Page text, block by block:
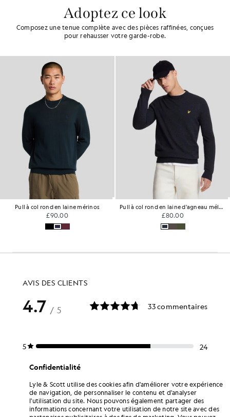
Adoptez ce look
Composez une tenue complète avec des pièces raffinées, conçues
pour rehausser votre garde-robe.
Pull à col rond en laine mérinos
£90.00
Pull à col rond en laine d'agneau mélangée
£80.00
Confidentialité
Lyle & Scott utilise des cookies afin d'améliorer votre expérience
de navigation, de personnaliser le contenu et d'analyser
l'utilisation du site. Nous pouvons également partager des
informations concernant votre utilisation de notre site avec des